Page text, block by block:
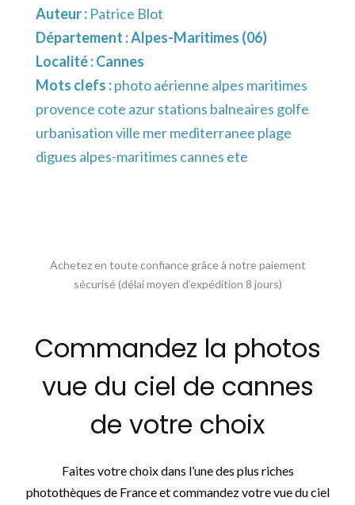
Auteur : Patrice Blot
Département :Alpes-Maritimes (06)
Localité :Cannes
Mots clefs :photo aérienne alpes maritimes
provence cote azur stations balneaires golfe
urbanisation ville mer mediterranee plage
digues alpes-maritimes cannes ete
Achetez en toute confiance grâce à notre paiement
sécurisé (délai moyen d’expédition 8 jours)
Commandez la photos
vue du ciel de cannes
de votre choix
Faites votre choix dans l’une des plus riches
photothèques de France et commandez votre vue du ciel